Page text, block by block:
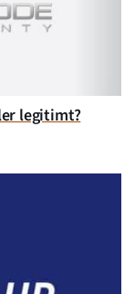
legitimt?